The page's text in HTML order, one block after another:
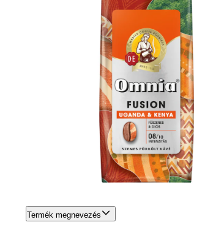
Termék megnevezés